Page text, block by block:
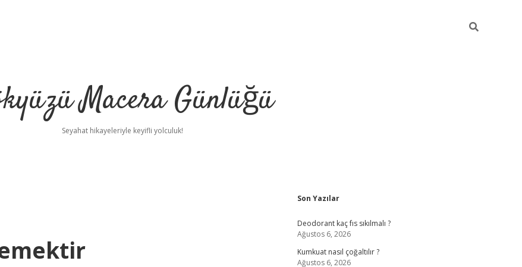
Macera Günlüğü
Seyahat hikayeleriyle keyifli yolculuk!
Sidebar
Son Yazılar
Deodorant kaç fıs sıkılmalı ?
Ağustos 6, 2026
Kumkuat nasıl çoğaltılır ?
Ağustos 6, 2026